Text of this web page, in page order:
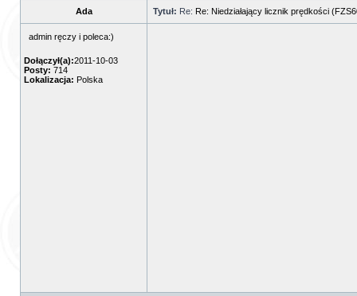
Ada Tytuł: Re: Re: Niedziałający licznik prędkości
admin ręczy i poleca:)
Dołączył(a):2011-10-03
Posty: 714
Lokalizacja: Polska